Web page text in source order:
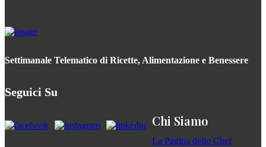
Settimanale Telematico di Ricette, Alimentazione e Benessere
Seguici Su
Chi Siamo
La Pagina dello Chef